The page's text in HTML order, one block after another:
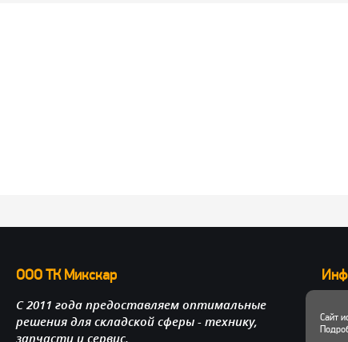
ООО ТК Микскар
С 2011 года предоставляем оптимальные
решения для складской сферы - технику,
запчасти и сервис.
Сайт